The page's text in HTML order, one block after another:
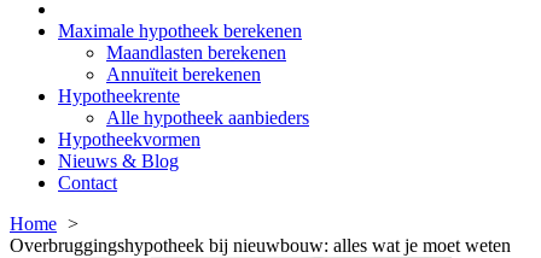
Maximale hypotheek berekenen
Maandlasten berekenen
Annuïteit berekenen
Hypotheekrente
Alle hypotheek aanbieders
Hypotheekvormen
Nieuws & Blog
Contact
Home
Overbruggingshypotheek bij nieuwbouw: alles wat je moet weten